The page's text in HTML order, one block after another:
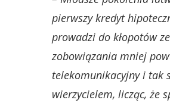
pierwszy kredyt
prowadzi do kłopotów
zobowiązania mniej
telekomunikacyjny i tak
wierzycielem, licząc, że